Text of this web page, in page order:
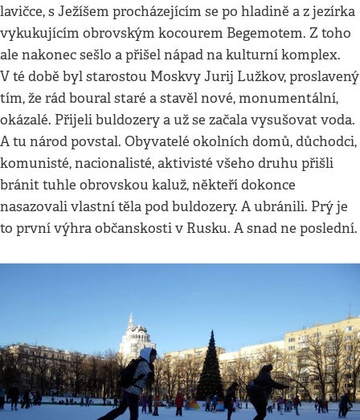
lavičce, s Ježíšem procházejícím se po hladině a z jezírka
vykukujícím obrovským kocourem Begemotem. Z toho
ale nakonec sešlo a přišel nápad na kulturní komplex.
V té době byl starostou Moskvy Jurij Lužkov, proslavený
tím, že rád boural staré a stavěl nové, monumentální,
okázalé. Přijeli buldozery a už se začala vysušovat voda.
A tu národ povstal. Obyvatelé okolních domů, důchodci,
komunisté, nacionalisté, aktivisté všeho druhu přišli
bránit tuhle obrovskou kaluž, někteří dokonce
nasazovali vlastní těla pod buldozery. A ubránili. Prý je
to první výhra občanskosti v Rusku. A snad ne poslední.